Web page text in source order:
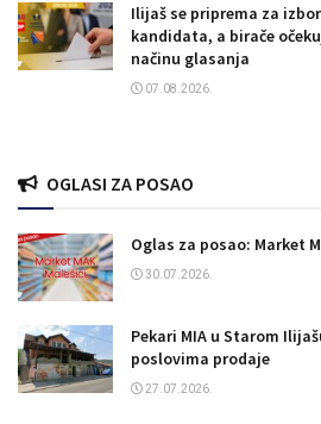
Ilijaš se priprema za
kandidata, a birače
načinu glasanja
07.08.2026.
OGLASI ZA POSAO
Oglas za posao: Market
30.07.2026.
Pekari MIA u Starom
poslovima prodaje
27.07.2026.